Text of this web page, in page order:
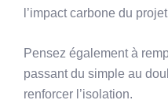
l’impact carbone du
Pensez également à
passant du simple au
renforcer l’isolation.